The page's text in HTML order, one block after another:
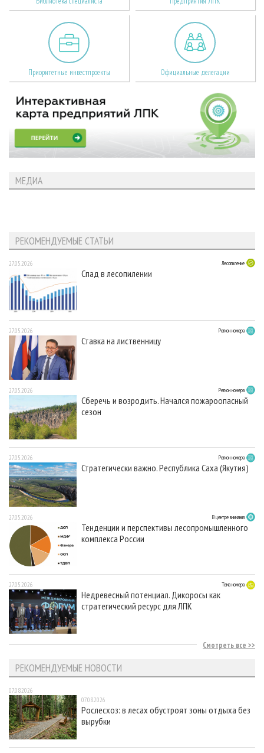
Приоритетные инвестпроекты Официальные делегации
МЕДИА
РЕКОМЕНДУЕМЫЕ СТАТЬИ
27.05.2026 Лесопиление
Спад в лесопилении
27.05.2026 Регион номера
Ставка на лиственницу
27.05.2026 Регион номера
Сберечь и возродить. Начался пожароопасный
сезон
27.05.2026 Регион номера
Стратегически важно. Республика Саха (Якутия)
27.05.2026 В центре внимания
Тенденции и перспективы лесопромышленного
комплекса России
27.05.2026 Тема номера
Недревесный потенциал. Дикоросы как
стратегический ресурс для ЛПК
Смотреть все
РЕКОМЕНДУЕМЫЕ НОВОСТИ
07.08.2026
07.08.2026
Рослесхоз: в лесах обустроят зоны отдыха без
вырубки